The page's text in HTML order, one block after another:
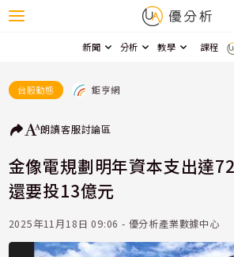
新聞 分析 教學 課程
台股動態 鉅亨網
朗讀客服討論區
金像電規劃明年資本支出達
還要投13億元
2025年11月18日 09:06 - 優分析產業數據中心